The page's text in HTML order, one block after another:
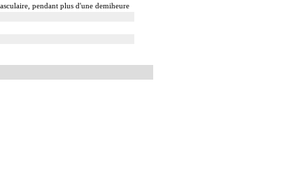
pendant plus d'une demiheure